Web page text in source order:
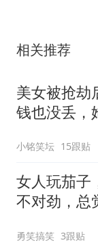
相关推荐
美女被抢劫
钱也没丢，
小铭笑坛 15跟贴
女人玩茄子
不对劲，总
勇笑搞笑 3跟贴